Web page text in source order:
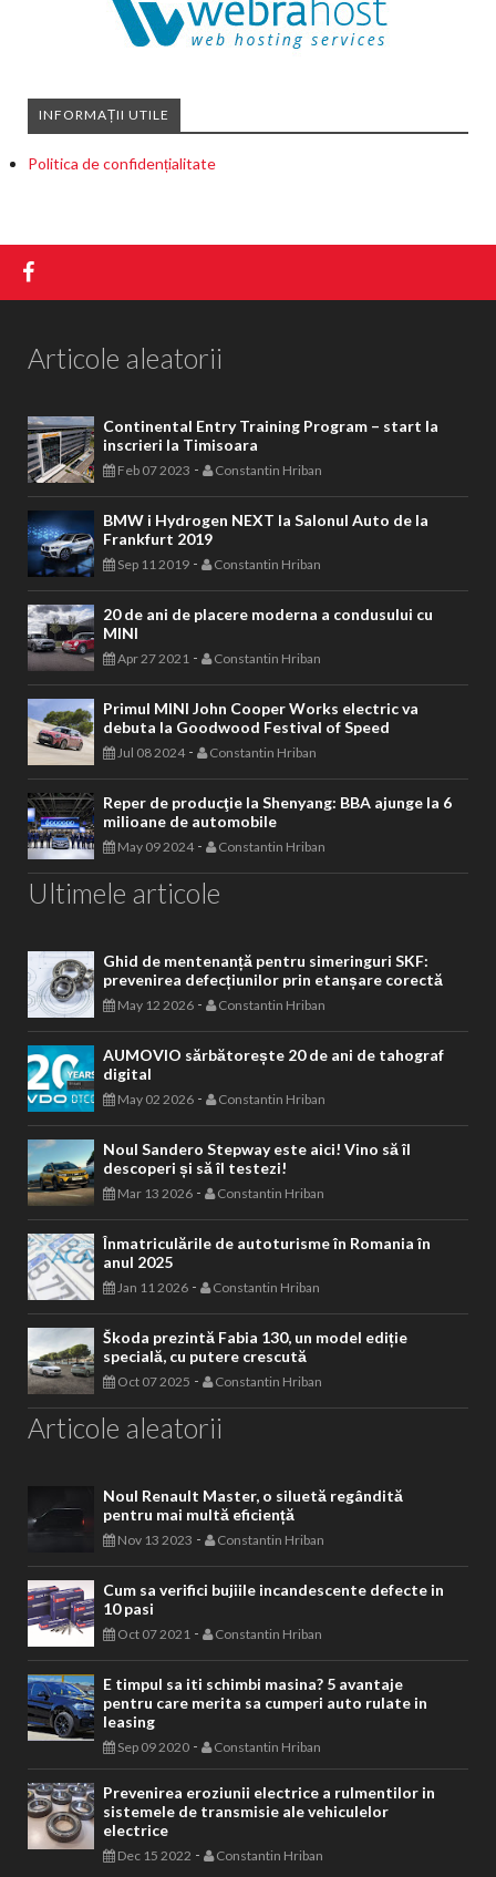
INFORMAȚII UTILE
Politica de confidențialitate
Articole aleatorii
Continental Entry Training Program – start la
inscrieri la Timisoara
Feb 07 2023 - Constantin Hriban
BMW i Hydrogen NEXT la Salonul Auto de la
Frankfurt 2019
Sep 11 2019 - Constantin Hriban
20 de ani de placere moderna a condusului cu
MINI
Apr 27 2021 - Constantin Hriban
Primul MINI John Cooper Works electric va
debuta la Goodwood Festival of Speed
Jul 08 2024- Constantin Hriban
Reper de producţie la Shenyang: BBA ajunge la 6
milioane de automobile
May 09 2024- Constantin Hriban
Ultimele articole
Ghid de mentenanță pentru simeringuri SKF:
prevenirea defecțiunilor prin etanșare corectă
May 12 2026 - Constantin Hriban
AUMOVIO sărbătorește 20 de ani de tahograf
digital
May 02 2026 - Constantin Hriban
Noul Sandero Stepway este aici! Vino să îl
descoperi și să îl testezi!
Mar 13 2026 - Constantin Hriban
Înmatriculările de autoturisme în Romania în
anul 2025
Jan 11 2026 - Constantin Hriban
Škoda prezintă Fabia 130, un model ediție
specială, cu putere crescută
Oct 07 2025 - Constantin Hriban
Articole aleatorii
Noul Renault Master, o siluetă regândită
pentru mai multă eficiență
Nov 13 2023 - Constantin Hriban
Cum sa verifici bujiile incandescente defecte in
10 pasi
Oct 07 2021 - Constantin Hriban
E timpul sa iti schimbi masina? 5 avantaje
pentru care merita sa cumperi auto rulate in
leasing
Sep 09 2020 - Constantin Hriban
Prevenirea eroziunii electrice a rulmentilor in
sistemele de transmisie ale vehiculelor
electrice
Dec 15 2022 - Constantin Hriban